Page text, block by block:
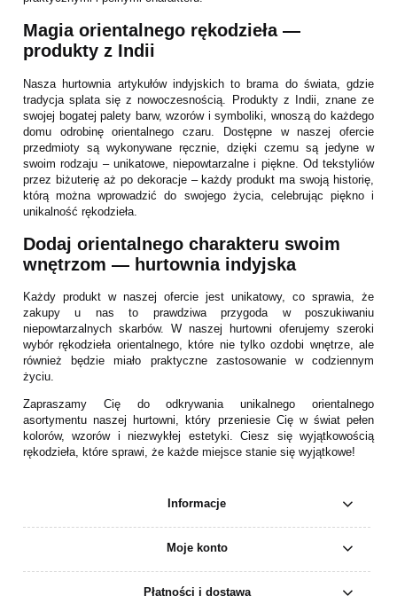
Magia orientalnego rękodzieła —
produkty z Indii
Nasza hurtownia artykułów indyjskich to brama do świata, gdzie
tradycja splata się z nowoczesnością. Produkty z Indii, znane ze
swojej bogatej palety barw, wzorów i symboliki, wnoszą do każdego
domu odrobinę orientalnego czaru. Dostępne w naszej ofercie
przedmioty są wykonywane ręcznie, dzięki czemu są jedyne w
swoim rodzaju – unikatowe, niepowtarzalne i piękne. Od tekstyliów
przez biżuterię aż po dekoracje – każdy produkt ma swoją historię,
którą można wprowadzić do swojego życia, celebrując piękno i
unikalność rękodzieła.
Dodaj orientalnego charakteru swoim
wnętrzom — hurtownia indyjska
Każdy produkt w naszej ofercie jest unikatowy, co sprawia, że
zakupy u nas to prawdziwa przygoda w poszukiwaniu
niepowtarzalnych skarbów. W naszej hurtowni oferujemy szeroki
wybór rękodzieła orientalnego, które nie tylko ozdobi wnętrze, ale
również będzie miało praktyczne zastosowanie w codziennym
życiu.
Zapraszamy Cię do odkrywania unikalnego orientalnego
asortymentu naszej hurtowni, który przeniesie Cię w świat pełen
kolorów, wzorów i niezwykłej estetyki. Ciesz się wyjątkowością
rękodzieła, które sprawi, że każde miejsce stanie się wyjątkowe!
Informacje
Moje konto
Płatności i dostawa